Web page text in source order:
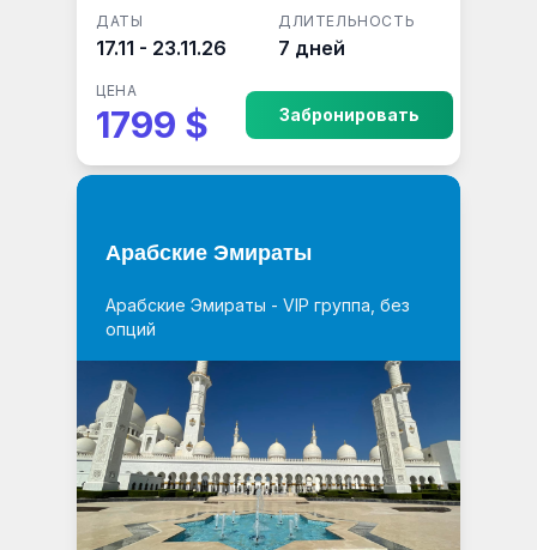
ДАТЫ
17.11 - 23.11.26
ДЛИТЕЛЬНОСТЬ
7 дней
ЦЕНА
1799 $ Забронировать
Арабские Эмираты
Арабские Эмираты - VIP группа, без
опций